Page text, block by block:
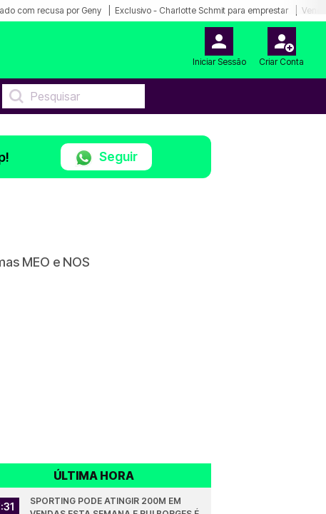
com recusa por Geny Exclusivo - Charlotte Schmit para emprestar
Iniciar Sessão Criar Conta
Seguir
MEO e NOS
ÚLTIMA HORA
SPORTING PODE ATINGIR 200M EM